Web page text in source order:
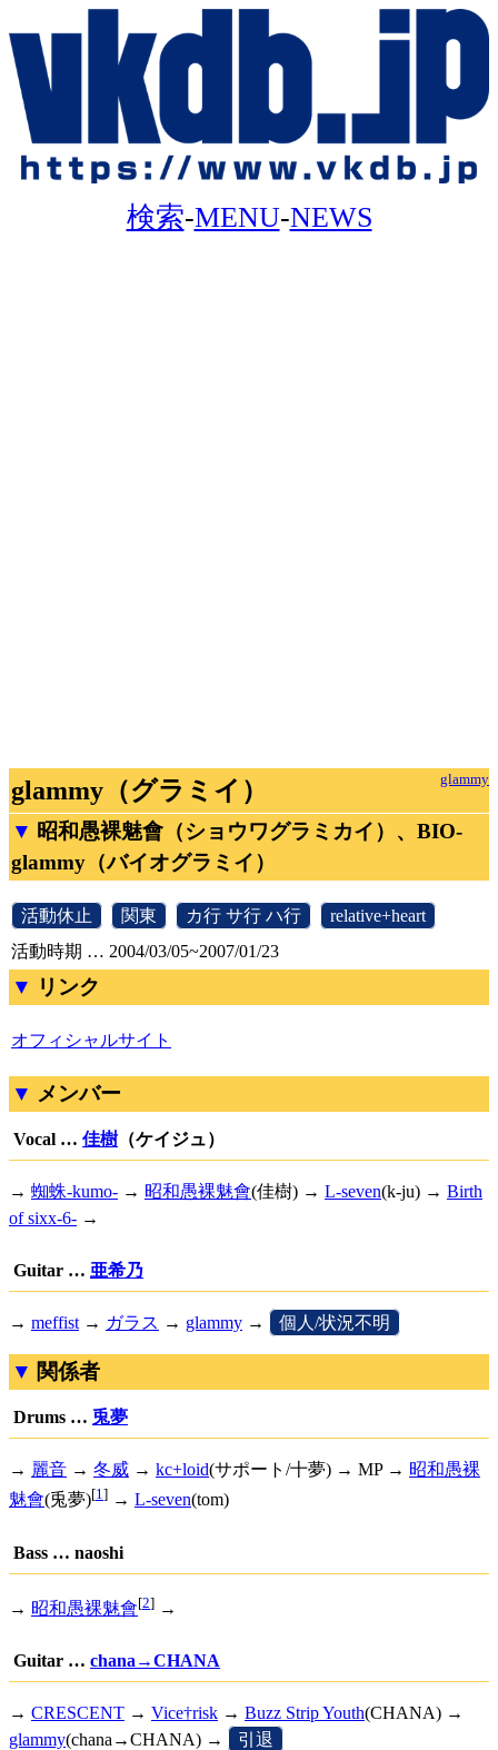
検索-MENU-NEWS
glammy
glammy（グラミイ）
昭和愚裸魅會（ショウワグラミカイ）、BIO-
glammy（バイオグラミイ）
活動休止 関東 カ行 サ行 ハ行 relative+heart
活動時期 … 2004/03/05~2007/01/23
リンク
オフィシャルサイト
メンバー
Vocal … 佳樹 （ケイジュ）
→ 蜘蛛-kumo- → 昭和愚裸魅會(佳樹) → L-seven(k-ju) → Birth
of sixx-6- →
Guitar … 亜希乃
→ meffist → ガラス → glammy → 個人/状況不明
関係者
Drums … 兎夢
→ 麗音 → 冬威 → kc+loid(サポート/十夢) → MP → 昭和愚裸
魅會(兎夢)[1] → L-seven(tom)
Bass … naoshi
→ 昭和愚裸魅會[2] →
Guitar … chana→CHANA
→ CRESCENT → Vice†risk → Buzz Strip Youth(CHANA) →
glammy(chana→CHANA) → 引退